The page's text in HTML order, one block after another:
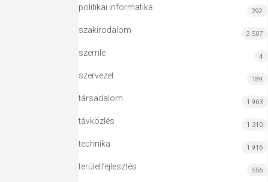
politikai informatika 292
szakirodalom 2 507
szemle 4
szervezet 189
társadalom 1 963
távközlés 1 310
technika 1 916
területfejlesztés 556